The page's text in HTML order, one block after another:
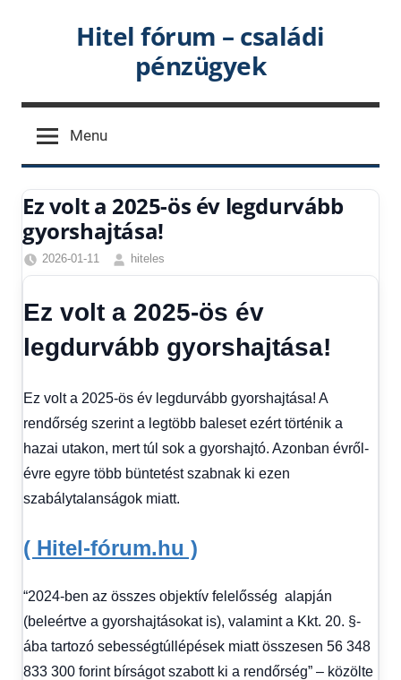
Hitel fórum – családi
pénzügyek
Menu
Ez volt a 2025-ös év legdurvább
gyorshajtása!
2026-01-11
hiteles
Egyéb,
hírek,
Hírek
kézből
Ez volt a 2025-ös év
legdurvább gyorshajtása!
Ez volt a 2025-ös év legdurvább gyorshajtása! A
rendőrség szerint a legtöbb baleset ezért történik a
hazai utakon, mert túl sok a gyorshajtó. Azonban évről-
évre egyre több büntetést szabnak ki ezen
szabálytalanságok miatt.
( Hitel-fórum.hu )
“2024-ben az összes objektív felelősség alapján
(beleértve a gyorshajtásokat is), valamint a Kkt. 20. §-
ába tartozó sebességtúllépések miatt összesen 56 348
833 300 forint bírságot szabott ki a rendőrség” – közölte